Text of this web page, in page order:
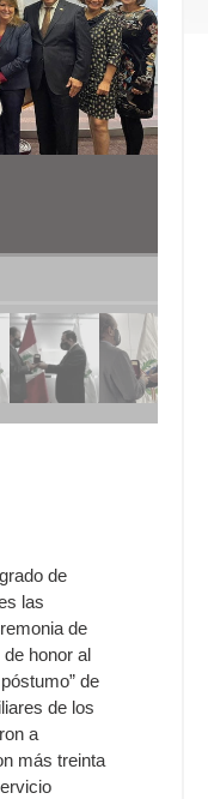
de
las
de
honor al
de
de los
a
más treinta